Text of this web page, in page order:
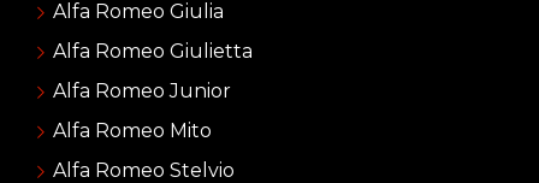
Alfa Romeo Giulia
Alfa Romeo Giulietta
Alfa Romeo Junior
Alfa Romeo Mito
Alfa Romeo Stelvio